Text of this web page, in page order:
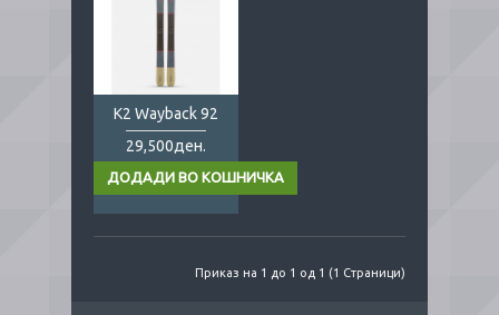
K2 Wayback 92
29,500ден.
Приказ на 1 до 1 од 1 (1 Страници)